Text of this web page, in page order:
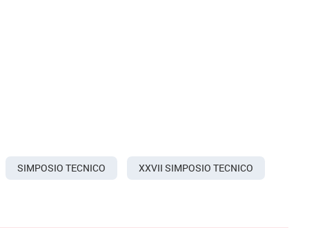
SIMPOSIO TECNICO XXVII SIMPOSIO TECNICO